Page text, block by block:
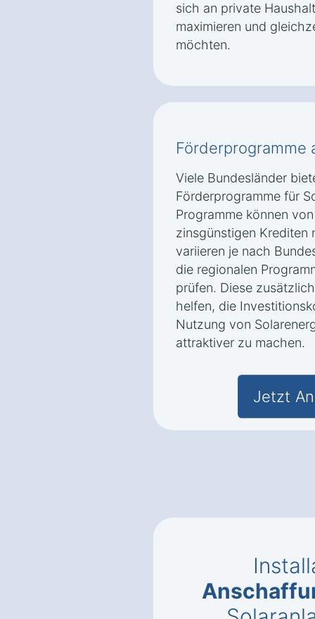
sich an private
maximieren und
möchten.
Förderprogramme
Viele Bundesländer
Förderprogramme für
Programme können
zinsgünstigen Krediten
variieren je nach
die regionalen
prüfen. Diese
helfen, die
Nutzung von
attraktiver zu machen.
Jetzt